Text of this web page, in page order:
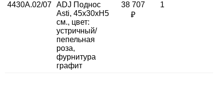
4430A.02/07 ADJ Поднос
Asti, 45x30xH5
см., цвет:
устричный/
пепельная
роза,
фурнитура
графит
38 707
₽
1